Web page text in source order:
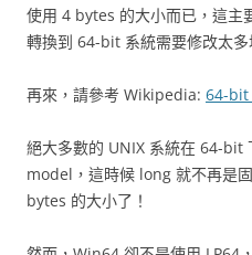
使用 4 bytes 的大小而已，這
轉換到 64-bit 系統需要修改太多
再來，請參考 Wikipedia: 64-bit
絕大多數的 UNIX 系統在 64-bit
model，這時候 long 就不再是
bytes 的大小了！